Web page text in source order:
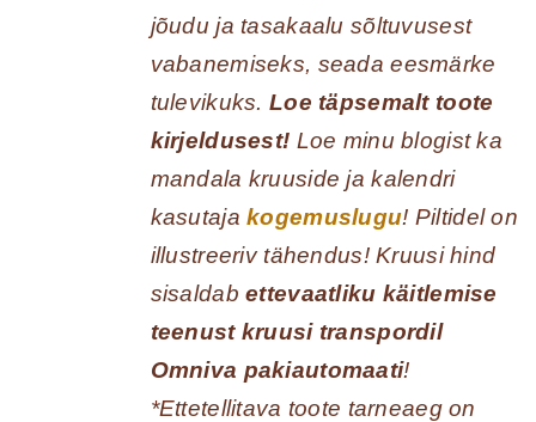
jõudu ja tasakaalu sõltuvusest
vabanemiseks, seada eesmärke
tulevikuks. Loe täpsemalt toote
kirjeldusest! Loe minu blogist ka
mandala kruuside ja kalendri
kasutajakogemuslugu! Piltidel on
illustreeriv tähendus! Kruusi hind
sisaldab ettevaatliku käitlemise
teenust kruusi transpordil
Omniva pakiautomaati!
*Ettetellitava toote tarneaeg on